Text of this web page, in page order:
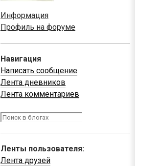
Информация
Профиль на форуме
Навигация
Написать сообщение
Лента дневников
Лента комментариев
Ленты пользователя:
Лента друзей